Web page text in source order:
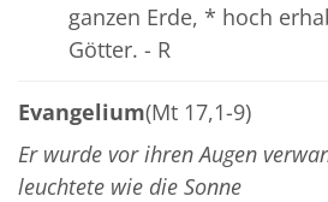
ganzen Erde, * hoch
Götter. - R
Evangelium(Mt 17,1-9)
Er wurde vor ihren Augen
leuchtete wie die Sonne